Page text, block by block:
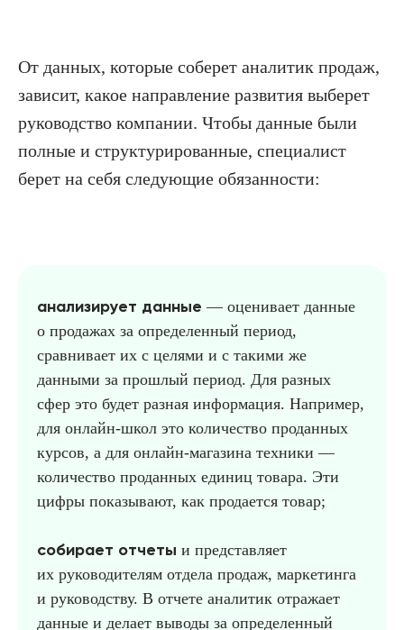
От данных, которые соберет аналитик продаж,
зависит, какое направление развития выберет
руководство компании. Чтобы данные были
полные и структурированные, специалист
берет на себя следующие обязанности:
анализирует данные — оценивает данные
о продажах за определенный период,
сравнивает их с целями и с такими же
данными за прошлый период. Для разных
сфер это будeт разная информация. Например,
для онлайн-школ это количество проданных
курсов, а для онлайн-магазина техники —
количество проданных единиц товара. Эти
цифры показывают, как продается товар;
собирает отчеты и представляет
их руководителям отдела продаж, маркетинга
и руководству. В отчете аналитик отражает
данные и делает выводы за определенный